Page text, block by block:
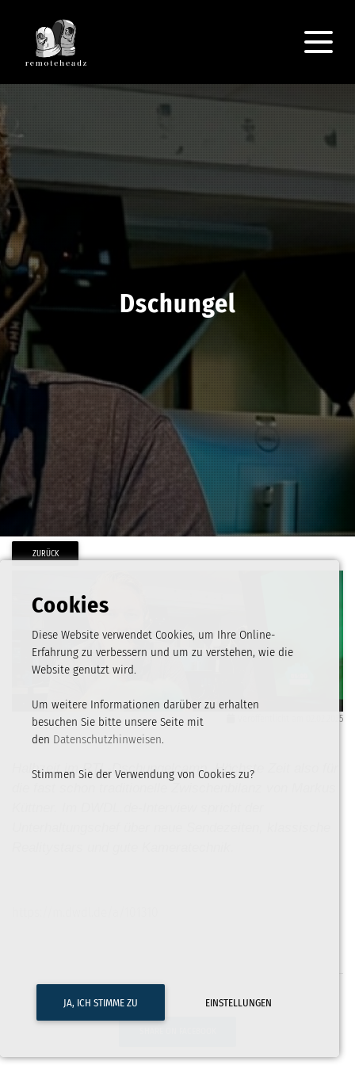
Dschungel
ZURÜCK
Veröffentlicht am 02.02.2025
Halbzeit im RTL-Dschungelcamp. Höchste Zeit also für
Cookies
Diese Website verwendet Cookies, um Ihre Online-
Erfahrung zu verbessern und um zu verstehen, wie die
Website genutzt wird.
Um weitere Informationen darüber zu erhalten
besuchen Sie bitte unsere Seite mit
den Datenschutzhinweisen.
Stimmen Sie der Verwendung von Cookies zu?
JA, ICH STIMME ZU EINSTELLUNGEN